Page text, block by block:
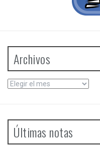
Archivos
Archivos
Últimas notas